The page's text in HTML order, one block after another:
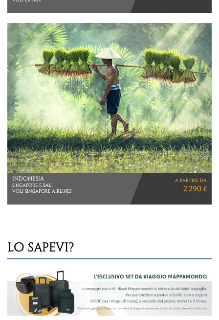
GIAPPONE
VIAGGIO DI 11 GIORNI
VOLI DIRETTI ITA AIRWAYS
a partire da
5.150 €
LO SAPEVI?